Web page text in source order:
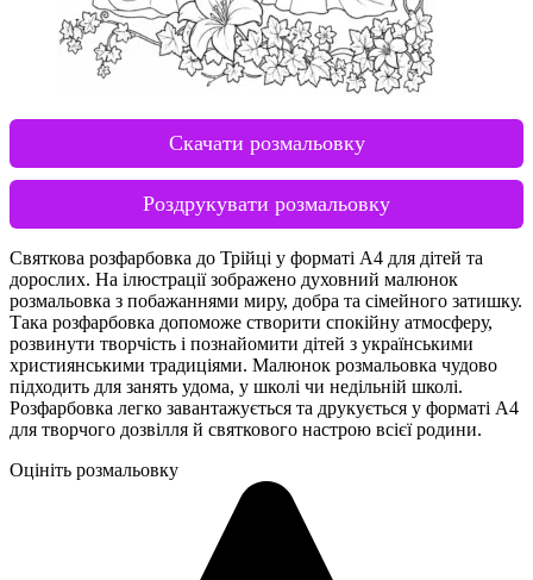
Скачати розмальовку
Роздрукувати розмальовку
Святкова розфарбовка до Трійці у форматі А4 для дітей та
дорослих. На ілюстрації зображено духовний малюнок
розмальовка з побажаннями миру, добра та сімейного затишку.
Така розфарбовка допоможе створити спокійну атмосферу,
розвинути творчість і познайомити дітей з українськими
християнськими традиціями. Малюнок розмальовка чудово
підходить для занять удома, у школі чи недільній школі.
Розфарбовка легко завантажується та друкується у форматі А4
для творчого дозвілля й святкового настрою всієї родини.
Оцініть розмальовку